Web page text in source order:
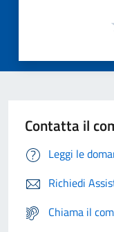
Contatta il
Leggi le
Richiedi
Chiama il